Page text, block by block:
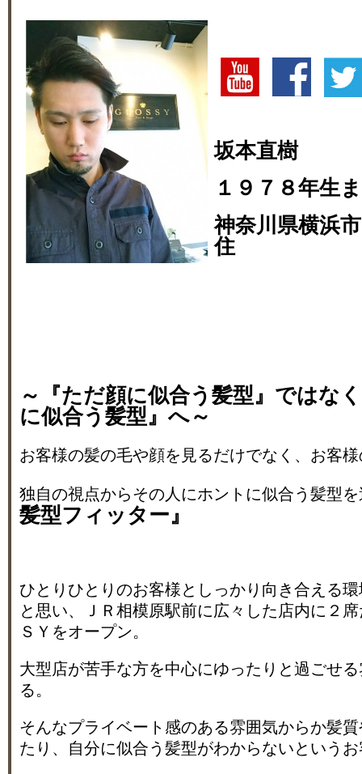
坂本直樹
１９７８年生
神奈川県横浜
住
～『ただ顔に似合う髪型』ではな
に似合う髪型』へ～
お客様の髪の毛や顔を見るだけでなく、お客
独自の視点からその人にホントに似合う髪型
髪型フィッター』
ひとりひとりのお客様としっかり向き合える
と思い、ＪＲ相模原駅前に広々した店内に２
ＳＹをオープン。
大型店が苦手な方を中心にゆったりと過ごせ
る。
そんなプライベート感のある雰囲気からか髪
たり、自分に似合う髪型がわからないという